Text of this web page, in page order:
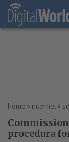
home » internet»
procedura